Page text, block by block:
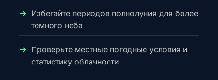
Избегайте периодов полнолуния для более
темного неба
Проверьте местные погодные условия и
статистику облачности